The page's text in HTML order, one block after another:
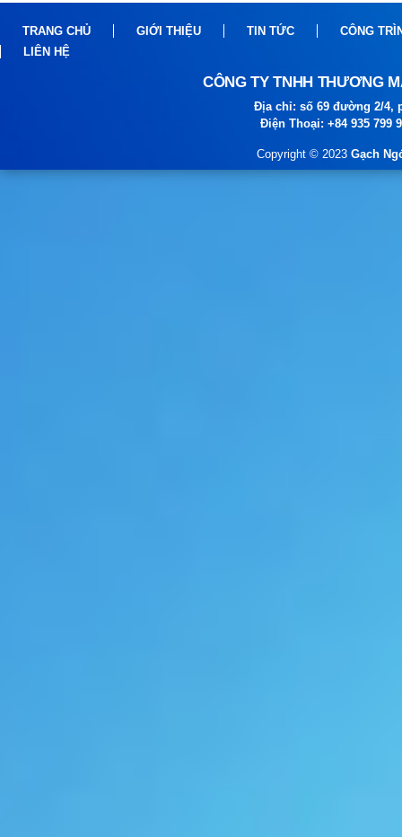
TRANG CHỦ GIỚI THIỆU TIN TỨC
CÔNG
LIÊN HỆ
CÔNG TY TNHH THƯƠNG
Địa chỉ: số 69 đường 2/4,
Điện Thoại: +84 935 799
Copyright © 2023 Gạch